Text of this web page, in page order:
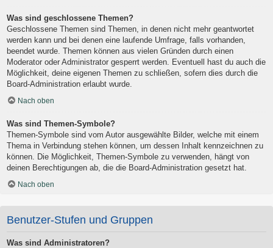
Was sind geschlossene Themen?
Geschlossene Themen sind Themen, in denen nicht mehr geantwortet
werden kann und bei denen eine laufende Umfrage, falls vorhanden,
beendet wurde. Themen können aus vielen Gründen durch einen
Moderator oder Administrator gesperrt werden. Eventuell hast du auch die
Möglichkeit, deine eigenen Themen zu schließen, sofern dies durch die
Board-Administration erlaubt wurde.
Nach oben
Was sind Themen-Symbole?
Themen-Symbole sind vom Autor ausgewählte Bilder, welche mit einem
Thema in Verbindung stehen können, um dessen Inhalt kennzeichnen zu
können. Die Möglichkeit, Themen-Symbole zu verwenden, hängt von
deinen Berechtigungen ab, die die Board-Administration gesetzt hat.
Nach oben
Benutzer-Stufen und Gruppen
Was sind Administratoren?